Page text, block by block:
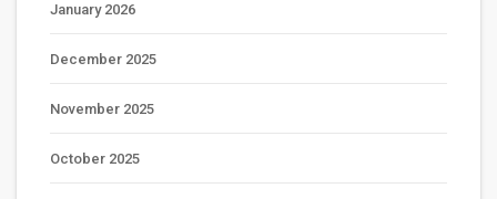
January 2026
December 2025
November 2025
October 2025